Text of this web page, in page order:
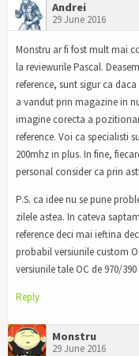
Andrei
29 June 2016
Monstru ar fi fost mult mai
la reviewurile Pascal.
reference, sunt sigur ca
a vandut prin magazine in
imagine corecta a
reference. Voi ca specialisti
200mhz in plus. In fine,
personal consider ca prin
P.S. ca idee nu se pune
zilele astea. In cateva
reference deci mai ieftina
probabil versiunile custom
versiunile tale OC de 970/
Reply
Monstru
29 June 2016